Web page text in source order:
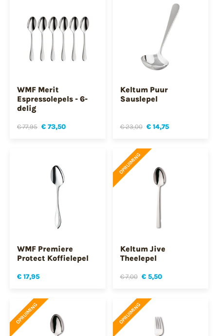
WMF Merit
Espressolepels - 6-
delig
€ 77,95 € 73,50
Keltum Puur
Sauslepel
€ 23,00 € 14,75
WMF Premiere
Protect Koffielepel
€ 17,95
OPRUIMING
Keltum Jive
Theelepel
€ 7,00 € 5,50
OPRUIMING OPRUIMING